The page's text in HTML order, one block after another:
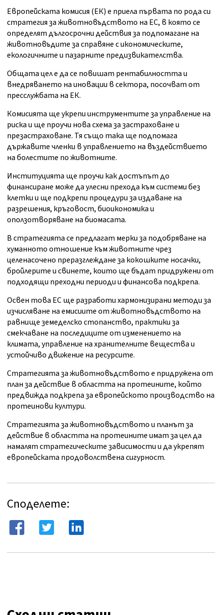
Европейската комисия (ЕК) е приела първата по рода си
стратегия за животновъдството на ЕС, в която се
определят дългосрочни действия за подпомагане на
животновъдите за справяне с икономическите,
екологичните и пазарните предизвикателства.
Общата цел е да се повишат рентабилността и
внедряването на иновации в сектора, посочват от
пресслужбата на ЕК.
Комисията ще укрепи инструментите за управление на
риска и ще проучи нова схема за застраховане и
презастраховане. Тя също така ще подпомага
държавите членки в управлението на въздействието
на болестите по животните.
Институцията ще проучи как достъпът до
финансиране може да улесни прехода към системи без
клетки и ще подкрепи процедури за издаване на
разрешения, кръговост, биоикономика и
оползотворяване на биомасата.
В стратегията се предлагат мерки за подобряване на
хуманното отношение към животните чрез
целенасочено преразглеждане за кокошките носачки,
бройлерите и свинете, които ще бъдат придружени от
подходящи преходни периоди и финансова подкрепа.
Освен това ЕС ще разработи хармонизирани методи за
изчисляване на емисиите от животновъдството на
равнище земеделско стопанство, практики за
смекчаване на последиците от изменението на
климата, управление на хранителните вещества и
устойчиво движение на ресурсите.
Стратегията за животновъдството е придружена от
план за действие в областта на протеините, който
предвижда подкрепа за европейското производство на
протеинови култури.
Стратегията за животновъдството и планът за
действие в областта на протеините имат за цел да
намалят стратегическите зависимости и да укрепят
европейската продоволствена сигурност.
Споделете: